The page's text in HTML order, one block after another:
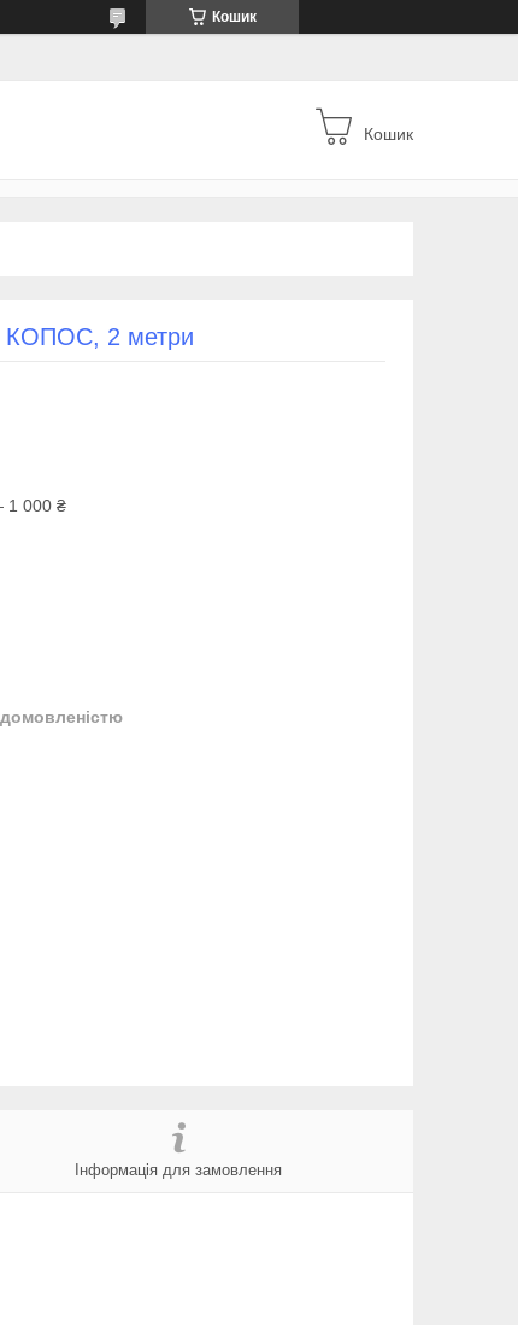
Кошик
Кошик
КОПОС, 2 метри
1 000 ₴
Інформація для замовлення